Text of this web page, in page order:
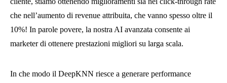
che nell’aumento di revenue attribuita, che vanno spesso oltre il
10%! In parole povere, la nostra AI avanzata consente ai
marketer di ottenere prestazioni migliori su larga scala.
In che modo il DeepKNN riesce a generare performance